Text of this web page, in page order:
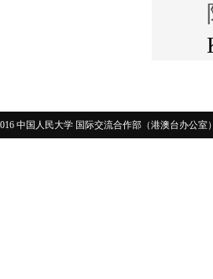
中国人民大学 国际交流合作部（港澳台办